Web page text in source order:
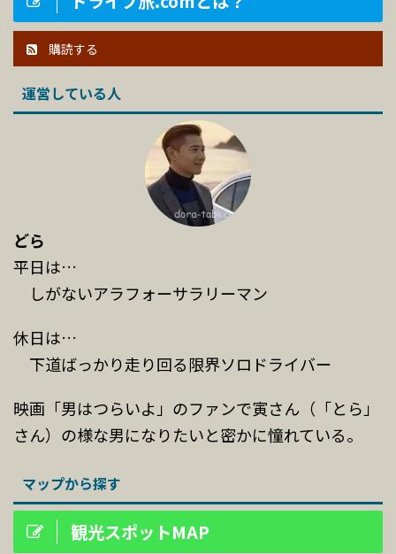
購読する
運営している人
どら
平日は…
しがないアラフォーサラリーマン
休日は…
下道ばっかり走り回る限界ソロドライバー
映画「男はつらいよ」のファンで寅さん（「とら」
さん）の様な男になりたいと密かに憧れている。
マップから探す
観光スポットMAP